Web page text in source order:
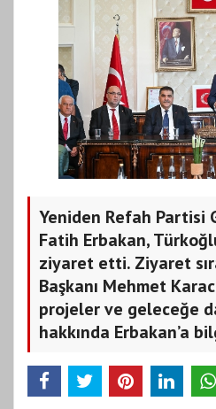
Yeniden Refah Partisi
Fatih Erbakan,
ziyaret etti. Ziyaret
Başkanı Mehmet
projeler ve geleceğe
hakkında Erbakan’a